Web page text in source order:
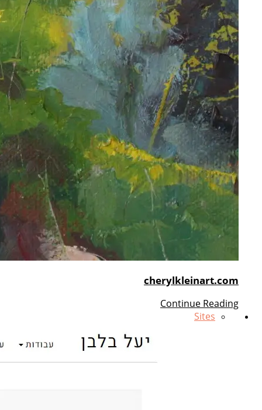
cherylkleinart.com
Continue Reading
Sites